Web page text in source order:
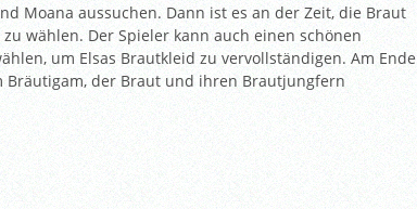
Moana aussuchen. Dann ist es an der Zeit, die Braut
wählen. Der Spieler kann auch einen schönen
um Elsas Brautkleid zu vervollständigen. Am Ende
Bräutigam, der Braut und ihren Brautjungfern